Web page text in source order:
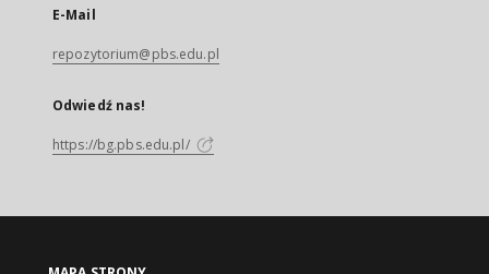
E-Mail
repozytorium@pbs.edu.pl
Odwiedź nas!
https://bg.pbs.edu.pl/